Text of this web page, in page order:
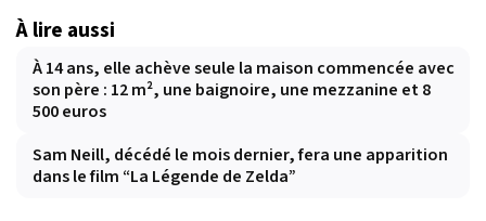
À lire aussi
À 14 ans, elle achève seule la maison commencée avec
son père : 12 m², une baignoire, une mezzanine et 8
500 euros
Sam Neill, décédé le mois dernier, fera une apparition
dans le film “La Légende de Zelda”